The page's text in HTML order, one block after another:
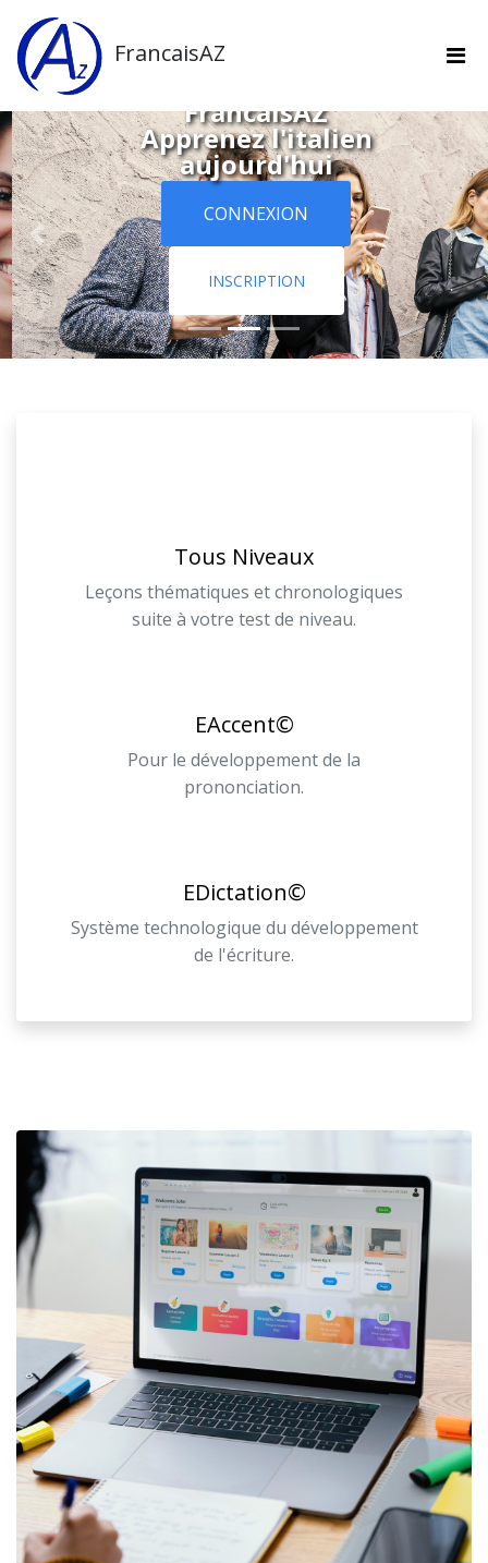
FrancaisAZ
FrancaisAZ
Apprenez l'italien
aujourd'hui
CONNEXION
INSCRIPTION
Tous Niveaux
Leçons thématiques et chronologiques
suite à votre test de niveau.
EAccent©
Pour le développement de la
prononciation.
EDictation©
Système technologique du développement
de l'écriture.